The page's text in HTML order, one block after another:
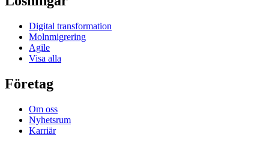
Digital transformation
Molnmigrering
Agile
Visa alla
Företag
Om oss
Nyhetsrum
Karriär